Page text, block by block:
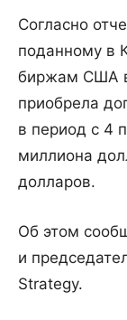
Согласно
поданному в
биржам США
приобрела
в период с 4
миллиона
долларов.
Об этом
и
Strategy.